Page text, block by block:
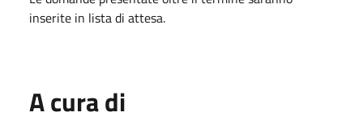
inserite in lista di attesa.
A cura di